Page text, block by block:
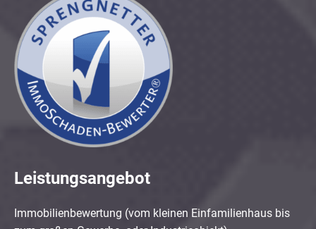
Leistungsangebot
Immobilienbewertung (vom kleinen Einfamilienhaus bis